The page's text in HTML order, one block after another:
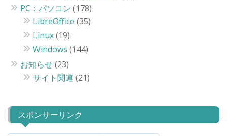
PC：パソコン (178)
LibreOffice (35)
Linux(19)
Windows (144)
お知らせ(23)
サイト関連 (21)
スポンサーリンク